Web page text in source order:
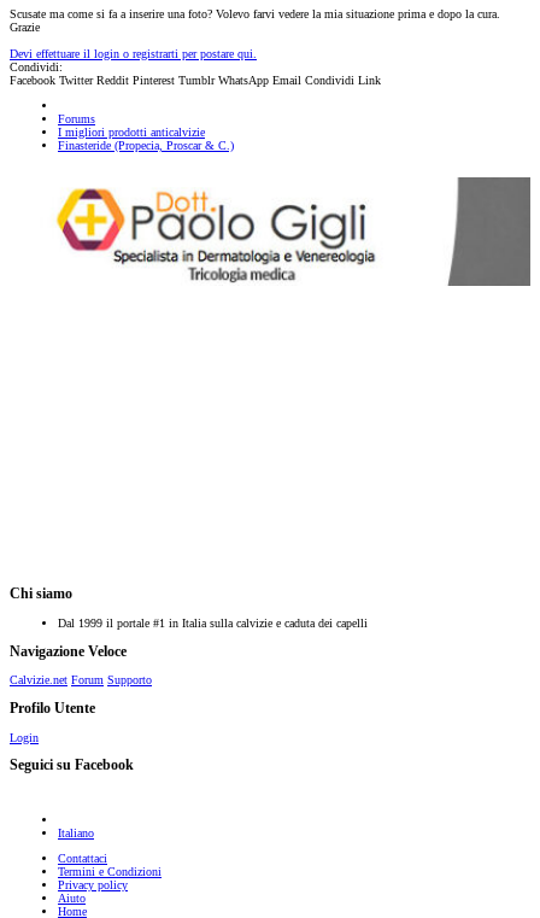
Scusate ma come si fa a inserire una foto? Volevo farvi vedere la mia situazione prima e dopo la cura.
Grazie
Devi effettuare il login o registrarti per postare qui.
Condividi:
Facebook Twitter Reddit Pinterest Tumblr WhatsApp Email Condividi Link
Forums
I migliori prodotti anticalvizie
Finasteride (Propecia, Proscar & C.)
Chi siamo
Dal 1999 il portale #1 in Italia sulla calvizie e caduta dei capelli
Navigazione Veloce
Calvizie.net Forum Supporto
Profilo Utente
Login
Seguici su Facebook
Italiano
Contattaci
Termini e Condizioni
Privacy policy
Aiuto
Home